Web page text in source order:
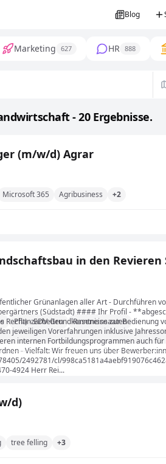
Blog
Marketing 627 HR 888
- 20 Ergebnisse.
(m/w/d) Agrar
Microsoft 365 Agribusiness +2
in den
Pflanzarbeiten Raseneinsaaten
Grünanlagen aller Art - Durchführen
(Südstadt) #### Ihr Profil -
Recht) - EDV-Grundkenntnisse zur
jeweiligen Vorerfahrungen inklusive
internen Fortbildungsprogrammen auch
- Vielfalt: Wir freuen uns über
2492781/cl/
4924 Herr Rei...
d)
tree felling +3